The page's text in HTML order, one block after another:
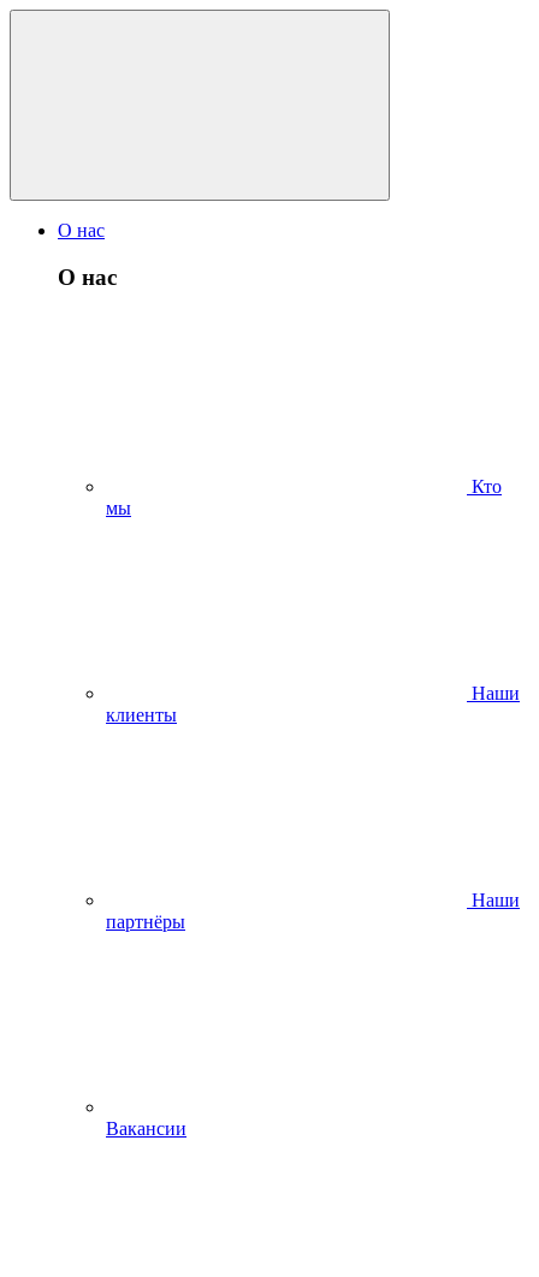
О нас
О нас
Кто
мы
Наши
клиенты
Наши
партнёры
Вакансии